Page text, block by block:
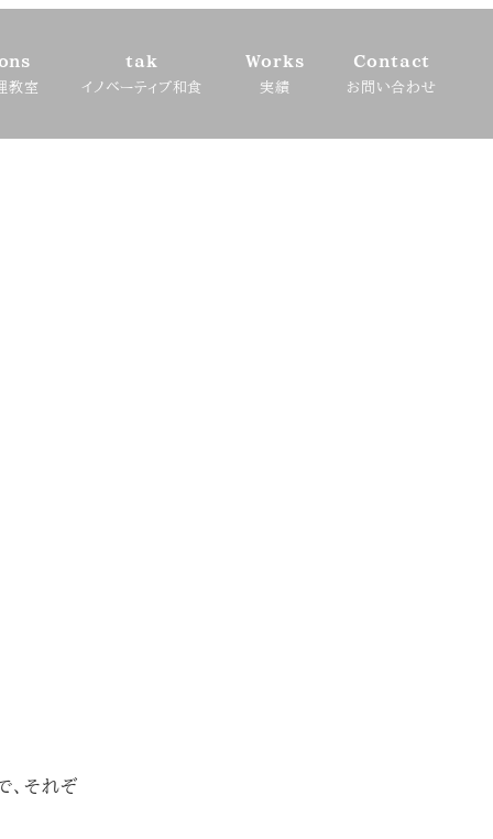
教室
tak
イノベーティブ和食
Works
実績
Contact
お問い合わせ
、それぞ